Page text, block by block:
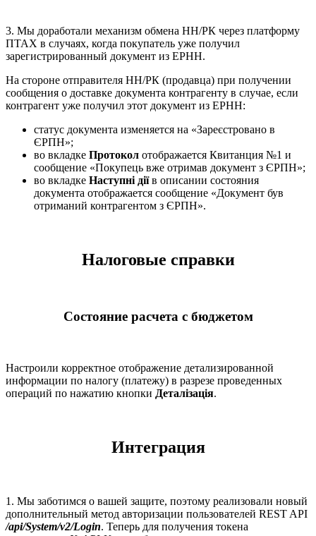
3. Мы доработали механизм обмена НН/РК через платформу
ПТАХ в случаях, когда покупатель уже получил
зарегистрированный документ из ЕРНН.
На стороне отправителя НН/РК (продавца) при получении
сообщения о доставке документа контрагенту в случае, если
контрагент уже получил этот документ из ЕРНН:
статус документа изменяется на «Зареєстровано в
ЄРПН»;
во вкладке Протокол отображается Квитанция №1 и
сообщение «Покупець вже отримав документ з ЄРПН»;
во вкладке Наступні діїв описании состояния
документа отображается сообщение «Документ був
отриманий контрагентом з ЄРПН».
Налоговые справки
Состояние расчета с бюджетом
Настроили корректное отображение детализированной
информации по налогу (платежу) в разрезе проведенных
операций по нажатию кнопки Деталізація.
Интеграция
1. Мы заботимся о вашей защите, поэтому реализовали новый
дополнительный метод авторизации пользователей REST API
/api/System/v2/Login. Теперь для получения токена